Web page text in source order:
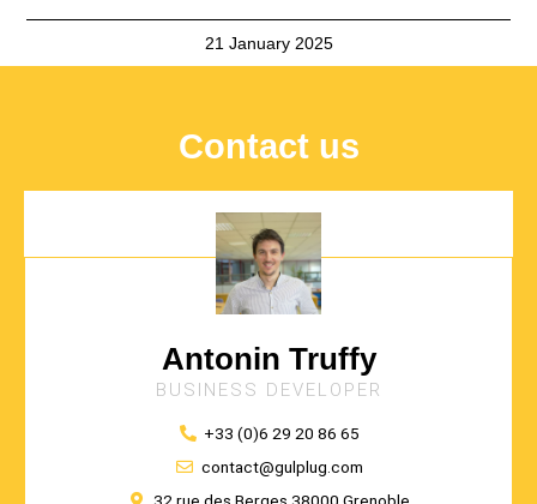
21 January 2025
Contact us
Antonin Truffy
BUSINESS DEVELOPER
+33 (0)6 29 20 86 65
contact@gulplug.com
32 rue des Berges 38000 Grenoble